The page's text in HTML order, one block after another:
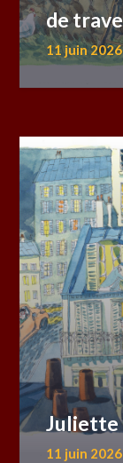
de
11 juin 2026
Juliette
11 juin 2026